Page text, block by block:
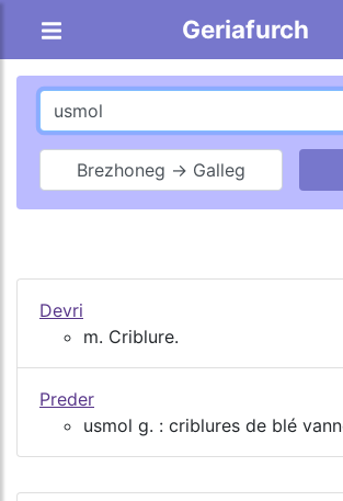
Geriafurch
Brezhoneg → Galleg
Devri
m. Criblure.
Preder
usmol g. : criblures de blé